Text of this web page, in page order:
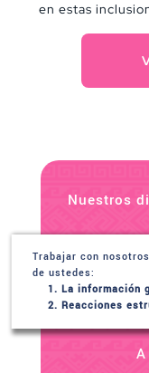
en estas
estimar la
condiciones de
Nuestros
Trabajar con
de ustedes:
La información
Reacciones